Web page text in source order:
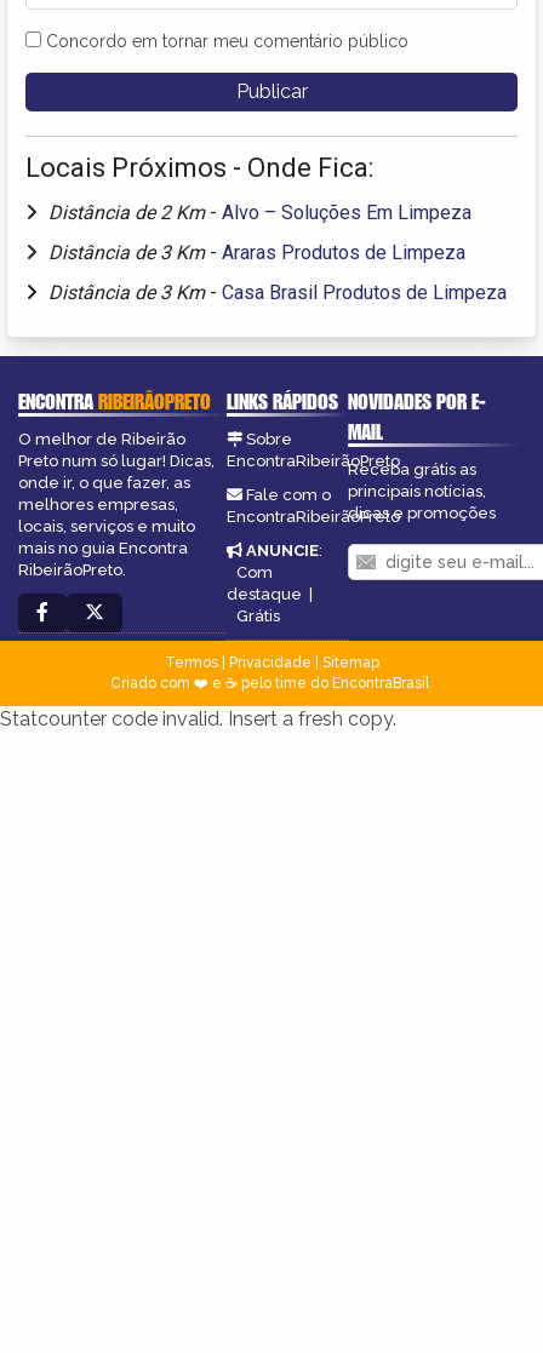
Concordo em tornar meu comentário público
Locais Próximos - Onde Fica:
Distância de 2 Km - Alvo – Soluções Em Limpeza
Distância de 3 Km - Araras Produtos de Limpeza
Distância de 3 Km - Casa Brasil Produtos de Limpeza
ENCONTRARIBEIRÃOPRETO
O melhor de Ribeirão
Preto num só lugar! Dicas,
onde ir, o que fazer, as
melhores empresas,
locais, serviços e muito
mais no guia Encontra
RibeirãoPreto.
LINKS RÁPIDOS
Sobre
EncontraRibeirãoPreto
Fale com o
EncontraRibeirãoPreto
ANUNCIE:
Com
destaque
Grátis
NOVIDADES POR E-
MAIL
Receba grátis as
principais notícias,
dicas e promoções
Termos| Privacidade
Sitemap
Criado com ❤️ e ☕ pelo time do EncontraBrasil
Statcounter code invalid. Insert a fresh copy.